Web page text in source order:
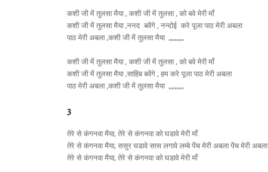
कशी जी में तुलसा मैया , कशी जी में तुलसा , को बवे मेरी माँ
कशी जी में तुलसा मैया ,ननद बवेंगे , नन्दोई करे पूजा पाठ मेरी अबला
पाठ मेरी अबला ,कशी जी में तुलसा मैया ,,,,,,,,,,
कशी जी में तुलसा मैया , कशी जी में तुलसा , को बवे मेरी माँ
कशी जी में तुलसा मैया ,साहिब बवेंगे , हम करे पूजा पाठ मेरी अबला
पाठ मेरी अबला ,कशी जी में तुलसा मैया ,,,,,,,,,,
3
तेरे से कंगनवा मैया, तेरे से कंगनवा को घडावे मेरी माँ
तेरे से कंगनवा मैया, ससुर घडावे सास लगावे लम्बे पेंच मेरी अबला पेंच मेरी अबला
तेरे से कंगनवा मैया, तेरे से कंगनवा को घडावे मेरी माँ